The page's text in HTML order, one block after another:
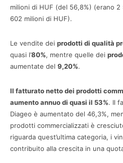
milioni di HUF (del 56,8%) (erano 2
602 milioni di HUF).
Le vendite dei prodotti di qualità
quasi l’80%, mentre quelle dei
aumentate del 9,20%.
Il fatturato netto dei prodotti
aumento annuo di quasi il 53%. Il
Diageo è aumentato del 46,3%,
prodotti commercializzati è
riguarda quest’ultima categoria, i
contribuito alla crescita in una